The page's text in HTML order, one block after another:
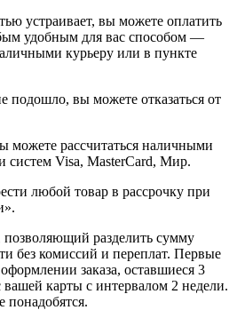
устраивает, вы можете оплатить
удобным для вас способом —
курьеру или в пункте
подошло, вы можете отказаться от
можете рассчитаться наличными
систем Visa, MasterCard, Мир.
любой товар в рассрочку при
разделить сумму
без комиссий и переплат. Первые
заказа, оставшиеся 3
карты с интервалом 2 недели.
понадобятся.